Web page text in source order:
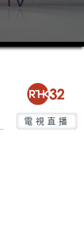
電視直播